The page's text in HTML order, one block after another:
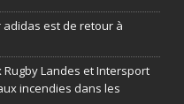
est de retour à
Rugby Landes et Intersport
incendies dans les